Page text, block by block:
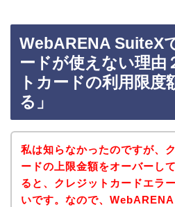
WebARENA SuiteX
ードが使えない理由
トカードの利用限度
る」
私は知らなかったのですが、
ードの上限金額をオーバーし
ると、クレジットカードエラ
いです。なので、